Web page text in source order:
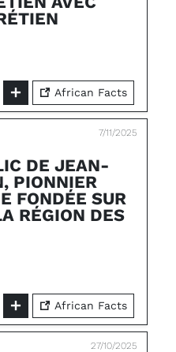
African Facts
7/11/2025
DE JEAN-
PIONNIER
FONDÉE SUR
RÉGION DES
African Facts
27/10/2025